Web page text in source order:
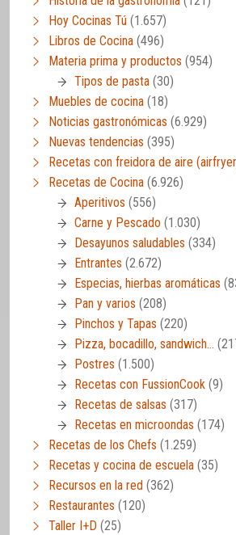
Hoy Cocinas Tú (1.657)
Libros de Cocina (496)
Materia prima y productos (954)
Tipos de pasta (30)
Muebles de cocina (18)
Noticias gastronómicas (6.929)
Nuevas tendencias (395)
Recetas con freidora de aire
Recetas de Cocina (6.926)
Aperitivos (556)
Carne y Pescado (1.030)
Desayunos saludables (334)
Entrantes (2.672)
Especias, hierbas aromáticas
Pan y varios (208)
Pinchos y Tapas (220)
Pizza, bocadillo, sandwich…
Postres (1.500)
Recetas con FussionCook (9)
Recetas de salsas (317)
Recetas en microondas (174)
Recetas de los Chefs (1.259)
Recetas y cocina de escuela (35)
Recursos en la red (362)
Restaurantes (120)
Taller I+D (25)